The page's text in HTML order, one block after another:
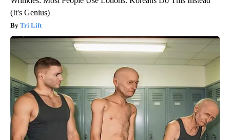
(It's Genius)
Tri Lift